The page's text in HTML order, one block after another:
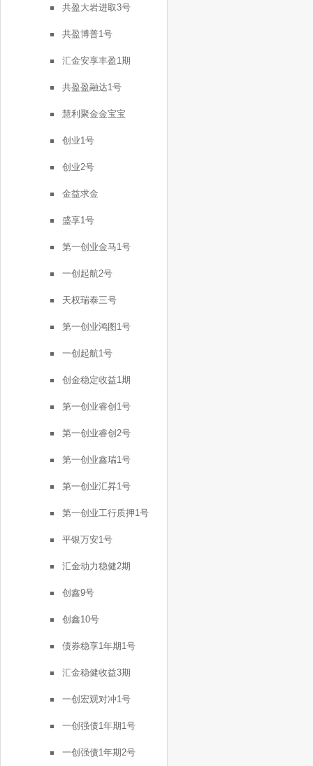
共盈大岩进取3号
共盈博普1号
汇金安享丰盈1期
共盈盈融达1号
慧利聚金金宝宝
创业1号
创业2号
金益求金
盛享1号
第一创业金马1号
一创起航2号
天权瑞泰三号
第一创业鸿图1号
一创起航1号
创金稳定收益1期
第一创业睿创1号
第一创业睿创2号
第一创业鑫瑞1号
第一创业汇昇1号
第一创业工行质押1号
平银万安1号
汇金动力稳健2期
创鑫9号
创鑫10号
债券稳享1年期1号
汇金稳健收益3期
一创宏观对冲1号
一创强债1年期1号
一创强债1年期2号